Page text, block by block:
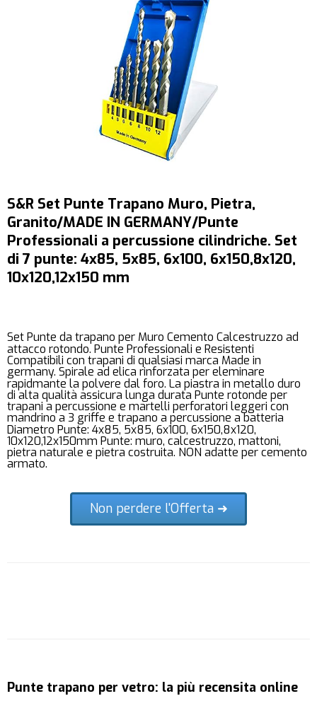
S&R Set Punte Trapano Muro, Pietra,
Granito/MADE IN GERMANY/Punte
Professionali a percussione cilindriche. Set
di 7 punte: 4x85, 5x85, 6x100, 6x150,8x120,
10x120,12x150 mm
Set Punte da trapano per Muro Cemento Calcestruzzo ad
attacco rotondo. Punte Professionali e Resistenti
Compatibili con trapani di qualsiasi marca Made in
germany. Spirale ad elica rinforzata per eleminare
rapidmante la polvere dal foro. La piastra in metallo duro
di alta qualità assicura lunga durata Punte rotonde per
trapani a percussione e martelli perforatori leggeri con
mandrino a 3 griffe e trapano a percussione a batteria
Diametro Punte: 4x85, 5x85, 6x100, 6x150,8x120,
10x120,12x150mm Punte: muro, calcestruzzo, mattoni,
pietra naturale e pietra costruita. NON adatte per cemento
armato.
Non perdere l'Offerta ➜
Punte trapano per vetro: la più recensita online